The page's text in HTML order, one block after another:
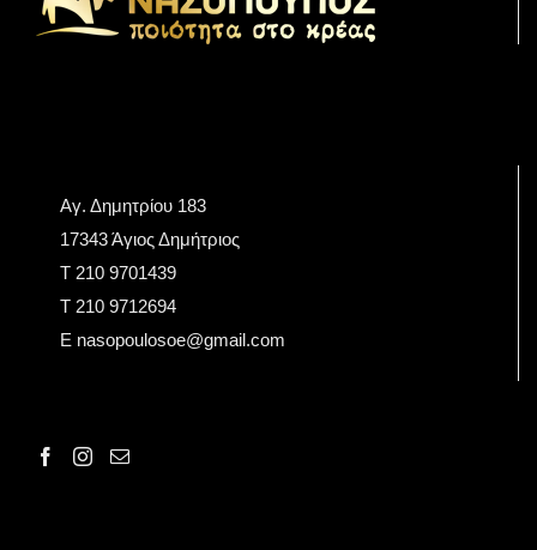
Αγ. Δημητρίου 183
17343 Άγιος Δημήτριος
Τ 210 9701439
T 210 9712694
E nasopoulosoe@gmail.com